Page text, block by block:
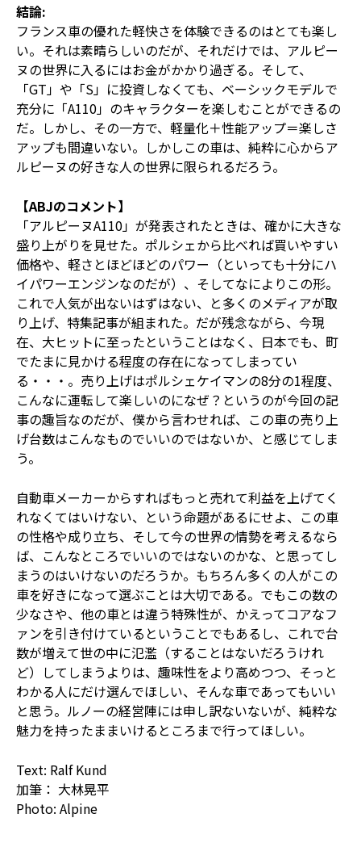
結論:
フランス車の優れた軽快さを体験できるのはとても楽し
い。それは素晴らしいのだが、それだけでは、アルピー
ヌの世界に入るにはお金がかかり過ぎる。そして、
「GT」や「S」に投資しなくても、ベーシックモデルで
充分に「A110」のキャラクターを楽しむことができるの
だ。しかし、その一方で、軽量化＋性能アップ＝楽しさ
アップも間違いない。しかしこの車は、純粋に心からア
ルピーヌの好きな人の世界に限られるだろう。
【ABJのコメント】
「アルピーヌA110」が発表されたときは、確かに大きな
盛り上がりを見せた。ポルシェから比べれば買いやすい
価格や、軽さとほどほどのパワー（といっても十分にハ
イパワーエンジンなのだが）、そしてなによりこの形。
これで人気が出ないはずはない、と多くのメディアが取
り上げ、特集記事が組まれた。だが残念ながら、今現
在、大ヒットに至ったということはなく、日本でも、町
でたまに見かける程度の存在になってしまってい
る・・・。売り上げはポルシェケイマンの8分の1程度、
こんなに運転して楽しいのになぜ？というのが今回の記
事の趣旨なのだが、僕から言わせれば、この車の売り上
げ台数はこんなものでいいのではないか、と感じてしま
う。
自動車メーカーからすればもっと売れて利益を上げてく
れなくてはいけない、という命題があるにせよ、この車
の性格や成り立ち、そして今の世界の情勢を考えるなら
ば、こんなところでいいのではないのかな、と思ってし
まうのはいけないのだろうか。もちろん多くの人がこの
車を好きになって選ぶことは大切である。でもこの数の
少なさや、他の車とは違う特殊性が、かえってコアなフ
ァンを引き付けているということでもあるし、これで台
数が増えて世の中に氾濫（することはないだろうけれ
ど）してしまうよりは、趣味性をより高めつつ、そっと
わかる人にだけ選んでほしい、そんな車であってもいい
と思う。ルノーの経営陣には申し訳ないないが、純粋な
魅力を持ったままいけるところまで行ってほしい。
Text: Ralf Kund
加筆： 大林晃平
Photo: Alpine